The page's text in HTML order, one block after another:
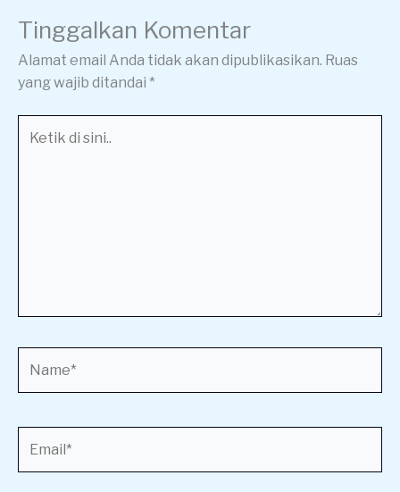
Tinggalkan Komentar
Alamat email Anda tidak akan dipublikasikan. Ruas
yang wajib ditandai *